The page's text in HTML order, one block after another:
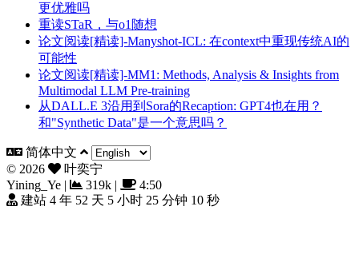
更优雅吗
重读STaR，与o1随想
论文阅读[精读]-Manyshot-ICL: 在context中重现传统AI的
可能性
论文阅读[精读]-MM1: Methods, Analysis & Insights from
Multimodal LLM Pre-training
从DALL.E 3沿用到Sora的Recaption: GPT4也在用？
和"Synthetic Data"是一个意思吗？
简体中文
© 2026
叶奕宁
Yining_Ye
319k
4:50
建站 4 年 52 天 5 小时 25 分钟 11 秒